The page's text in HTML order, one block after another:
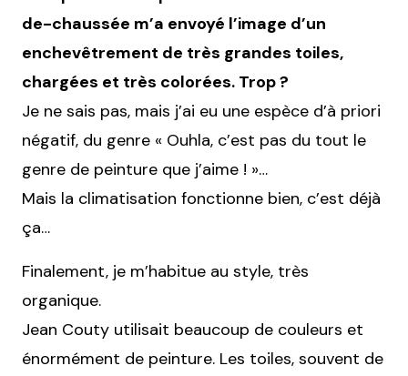
de-chaussée m’a envoyé l’image d’un
enchevêtrement de très grandes toiles,
chargées et très colorées. Trop ?
Je ne sais pas, mais j’ai eu une espèce d’à priori
négatif, du genre « Ouhla, c’est pas du tout le
genre de peinture que j’aime ! »…
Mais la climatisation fonctionne bien, c’est déjà
ça…
Finalement, je m’habitue au style, très
organique.
Jean Couty utilisait beaucoup de couleurs et
énormément de peinture. Les toiles, souvent de